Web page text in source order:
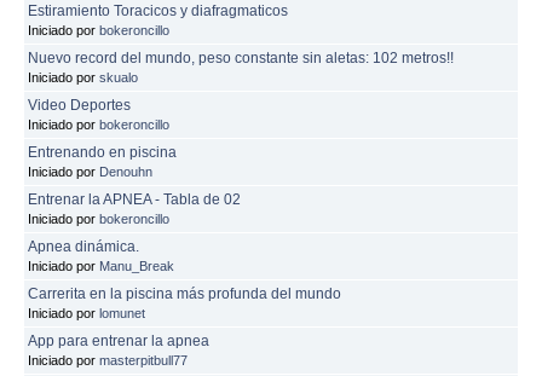
Estiramiento Toracicos y diafragmaticos
Iniciado por bokeroncillo
Nuevo record del mundo, peso constante sin aletas: 102 metros!!
Iniciado por skualo
Video Deportes
Iniciado por bokeroncillo
Entrenando en piscina
Iniciado por Denouhn
Entrenar la APNEA - Tabla de 02
Iniciado por bokeroncillo
Apnea dinámica.
Iniciado por Manu_Break
Carrerita en la piscina más profunda del mundo
Iniciado por lomunet
App para entrenar la apnea
Iniciado por masterpitbull77